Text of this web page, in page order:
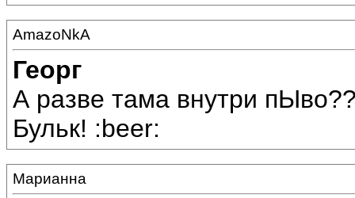
AmazoNkA
Георг
А разве тама внутри
Бульк! :beer:
Марианна